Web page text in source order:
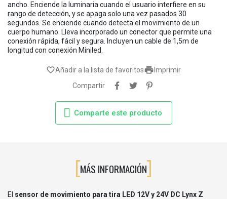
ancho. Enciende la luminaria cuando el usuario interfiere en su
rango de detección, y se apaga solo una vez pasados 30
segundos. Se enciende cuando detecta el movimiento de un
cuerpo humano. Lleva incorporado un conector que permite una
conexión rápida, fácil y segura. Incluyen un cable de 1,5m de
longitud con conexión Miniled.
 Imprimir
favorite_borderAñadir a la lista de favoritos
Compartir
Comparte este producto
MÁS INFORMACIÓN
El sensor de movimiento para tira LED 12V y 24V DC Lynx Z